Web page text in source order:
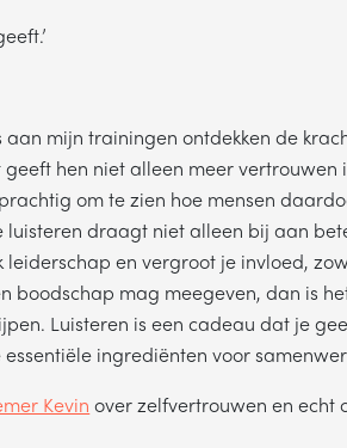
aan mijn trainingen ontdekken de
hen niet alleen meer vertrouwen
om te zien hoe mensen
draagt niet alleen bij aan
leiderschap en vergroot je invloed,
boodschap mag meegeven, dan is
Luisteren is een cadeau dat je
ingrediënten voor
Kevin over zelfvertrouwen en echt
nooit gegevens aan derden. Hoe wij omgaan met je
lees je in ons privacystatement.